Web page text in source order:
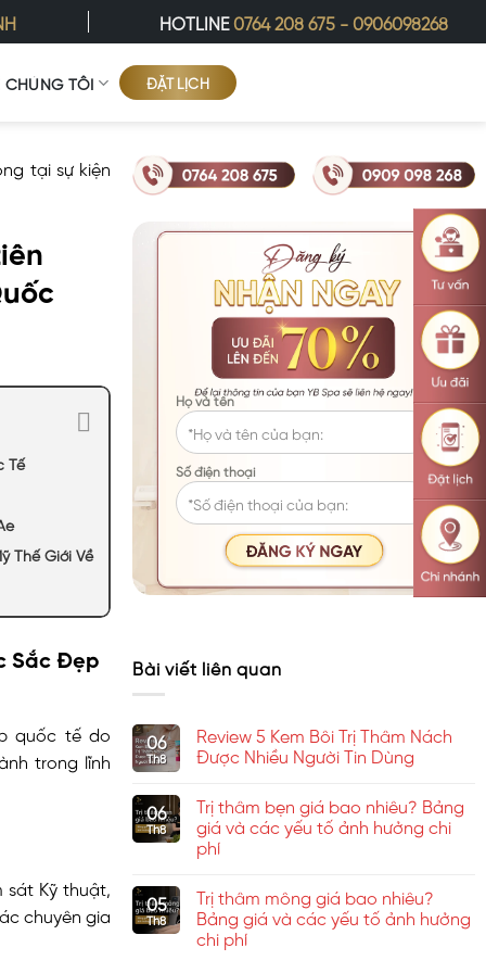
HOTLINE0764 208 675 -0906098268
CHÚNG TÔI ĐẶT LỊCH
tại sự kiện
Tế
Thế Giới Về
Sắc Đẹp
quốc tế do
trong lĩnh
sát Kỹ thuật,
chuyên gia
Họ và tên
Số điện thoại
Bài viết liên quan
06
Th8
Review 5 Kem Bôi Trị Thâm Nách
Được Nhiều Người Tin Dùng
bình
luận
ở
Review
5
Bôi
Trị
Thâm
Nách
Được
06
Th8
Trị thâm bẹn giá bao nhiêu? Bảng
giá và các yếu tố ảnh hưởng chi
phí
bình
luận
ở
Trị
05
Th8
Trị thâm mông giá bao nhiêu?
Bảng giá và các yếu tố ảnh hưởng
chi phí